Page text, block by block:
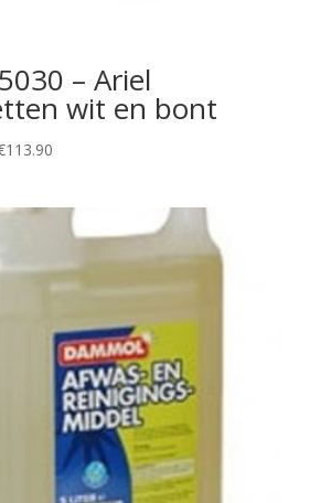
– Ariel
wit en bont
113.90